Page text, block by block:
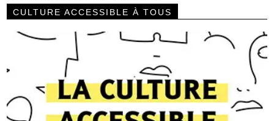
CULTURE ACCESSIBLE À TOUS